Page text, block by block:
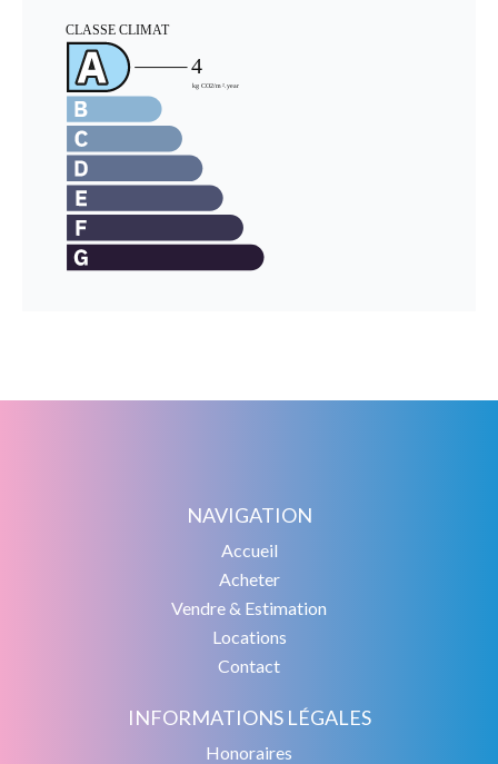
NAVIGATION
Accueil
Acheter
Vendre & Estimation
Locations
Contact
INFORMATIONS LÉGALES
Honoraires